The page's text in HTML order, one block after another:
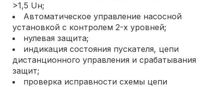
>1,5 Uн;
Автоматическое управление насосной
установкой с контролем 2-х уровней;
нулевая защита;
индикация состояния пускателя, цепи
дистанционного управления и срабатывания
защит;
проверка исправности схемы цепи